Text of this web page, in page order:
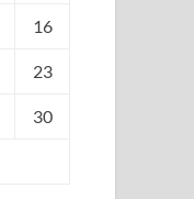
16
23
30